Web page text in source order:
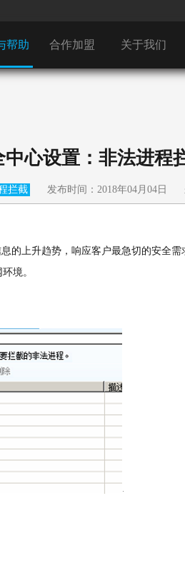
帮助 合作加盟 关于我们
中心设置：非法进程
拦截 发布时间：2018年04月04日
上升趋势，响应客户最急切的安全
境。